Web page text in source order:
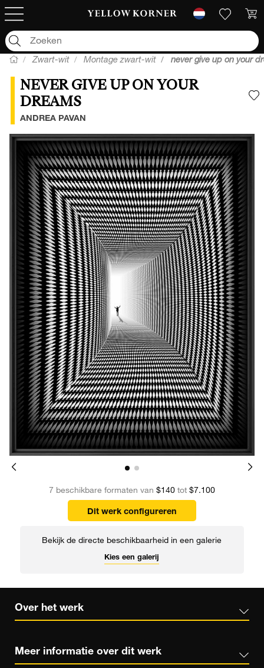
Zwart-wit Montage zwart-wit never give up on your
NEVER GIVE UP ON YOUR
DREAMS
ANDREA PAVAN
7 beschikbare formaten van $140 tot $7.100
Dit werk configureren
Bekijk de directe beschikbaarheid in een galerie
Kies een galerij
Over het werk
Meer informatie over dit werk